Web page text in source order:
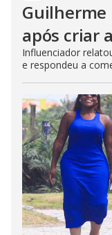
Guilherme
após criar
Influenciador
e respondeu a